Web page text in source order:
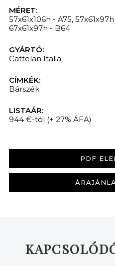
MÉRET:
57x61x106h - A75,
67x61x97h - B64
GYÁRTÓ:
Cattelan Italia
CÍMKÉK:
Bárszék
LISTAÁR:
944 €-tól (+ 27% ÁFA)
PDF